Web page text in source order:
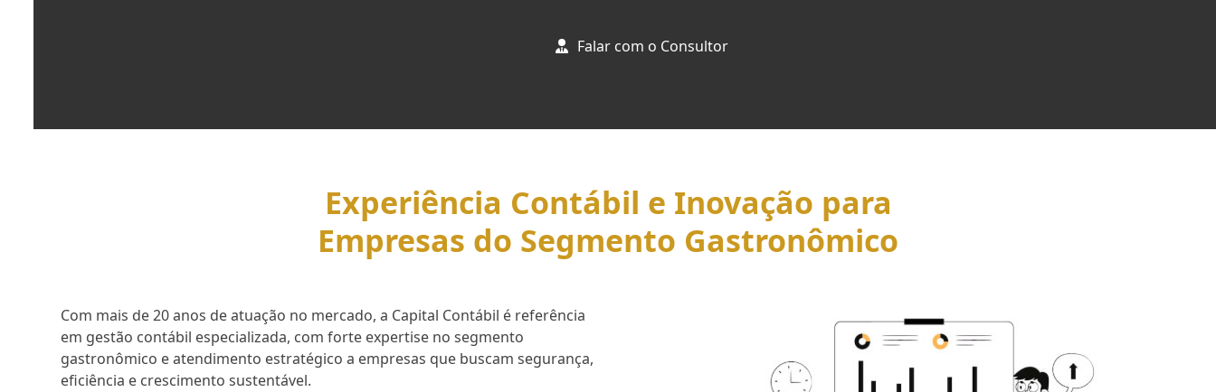
Falar com o Consultor
Experiência Contábil e Inovação para
Empresas do Segmento Gastronômico
Com mais de 20 anos de atuação no mercado, a Capital Contábil é referência
em gestão contábil especializada, com forte expertise no segmento
gastronômico e atendimento estratégico a empresas que buscam segurança,
eficiência e crescimento sustentável.